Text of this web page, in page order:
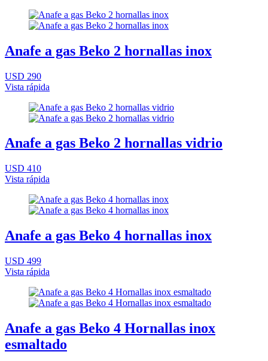
Anafe a gas Beko 2 hornallas inox
USD 290
Vista rápida
Anafe a gas Beko 2 hornallas vidrio
USD 410
Vista rápida
Anafe a gas Beko 4 hornallas inox
USD 499
Vista rápida
Anafe a gas Beko 4 Hornallas inox
esmaltado